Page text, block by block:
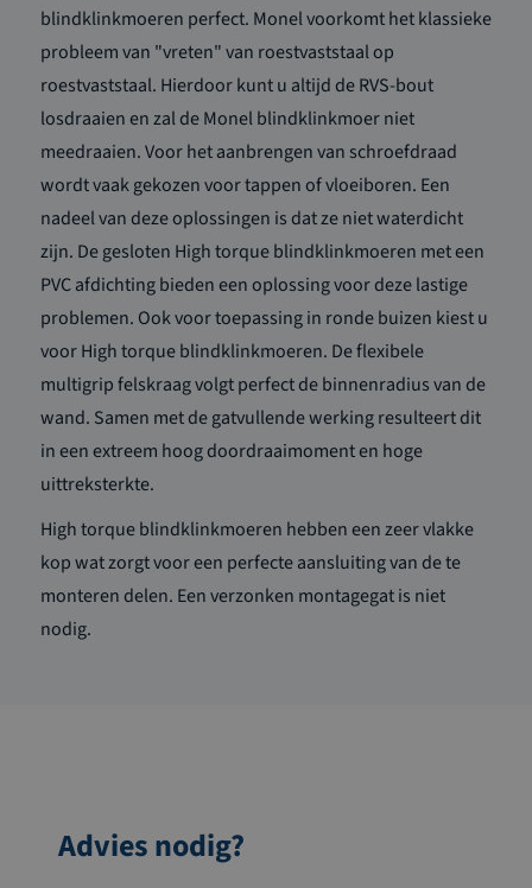
blindklinkmoeren perfect. Monel voorkomt het klassieke
probleem van "vreten" van roestvaststaal op
roestvaststaal. Hierdoor kunt u altijd de RVS-bout
losdraaien en zal de Monel blindklinkmoer niet
meedraaien. Voor het aanbrengen van schroefdraad
wordt vaak gekozen voor tappen of vloeiboren. Een
nadeel van deze oplossingen is dat ze niet waterdicht
zijn. De gesloten High torque blindklinkmoeren met een
PVC afdichting bieden een oplossing voor deze lastige
problemen. Ook voor toepassing in ronde buizen kiest u
voor High torque blindklinkmoeren. De flexibele
multigrip felskraag volgt perfect de binnenradius van de
wand. Samen met de gatvullende werking resulteert dit
in een extreem hoog doordraaimoment en hoge
uittreksterkte.
High torque blindklinkmoeren hebben een zeer vlakke
kop wat zorgt voor een perfecte aansluiting van de te
monteren delen. Een verzonken montagegat is niet
nodig.
Advies nodig?